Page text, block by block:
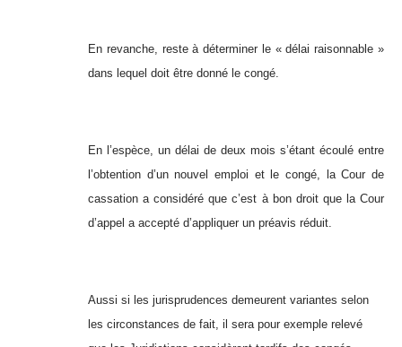
En revanche, reste à déterminer le « délai raisonnable »
dans lequel doit être donné le congé.
En l’espèce, un délai de deux mois s’étant écoulé entre
l’obtention d’un nouvel emploi et le congé, la Cour de
cassation a considéré que c’est à bon droit que la Cour
d’appel a accepté d’appliquer un préavis réduit.
Aussi si les jurisprudences demeurent variantes selon
les circonstances de fait, il sera pour exemple relevé